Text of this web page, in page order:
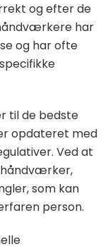
og efter de
har
og har ofte
til de bedste
opdateret med
Ved at
som kan
person.